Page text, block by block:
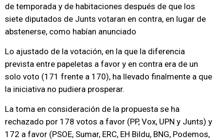
de temporada y de habitaciones después de que los
siete diputados de Junts votaran en contra, en lugar de
abstenerse, como habían anunciado
Lo ajustado de la votación, en la que la diferencia
prevista entre papeletas a favor y en contra era de un
solo voto (171 frente a 170), ha llevado finalmente a que
la iniciativa no pudiera prosperar.
La toma en consideración de la propuesta se ha
rechazado por 178 votos a favor (PP, Vox, UPN y Junts) y
172 a favor (PSOE, Sumar, ERC, EH Bildu, BNG, Podemos,